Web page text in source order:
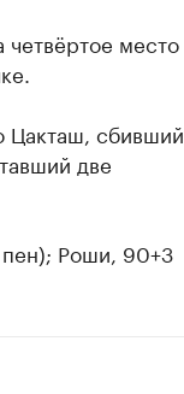
четвёртое место
Цакташ, сбивший
две
пен); Роши, 90+3